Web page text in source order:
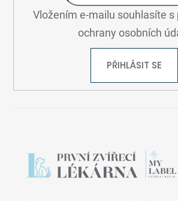
Vložením e-mailu souhlasíte s
ochrany osobních
PŘIHLÁSIT SE